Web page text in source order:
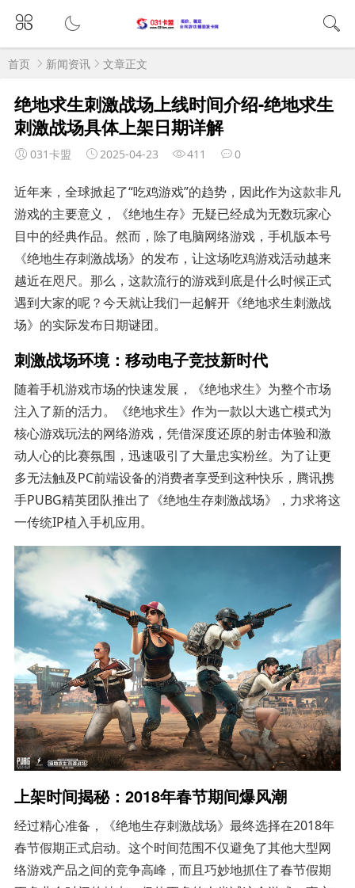
首页 新闻资讯 文章正文
绝地求生刺激战场上线时间介绍-绝地求生
刺激战场具体上架日期详解
031卡盟 2025-04-23 411 0
近年来，全球掀起了“吃鸡游戏”的趋势，因此作为这款非凡
游戏的主要意义，《绝地生存》无疑已经成为无数玩家心
目中的经典作品。然而，除了电脑网络游戏，手机版本号
《绝地生存刺激战场》的发布，让这场吃鸡游戏活动越来
越近在咫尺。那么，这款流行的游戏到底是什么时候正式
遇到大家的呢？今天就让我们一起解开《绝地求生刺激战
场》的实际发布日期谜团。
刺激战场环境：移动电子竞技新时代
随着手机游戏市场的快速发展，《绝地求生》为整个市场
注入了新的活力。《绝地求生》作为一款以大逃亡模式为
核心游戏玩法的网络游戏，凭借深度还原的射击体验和激
动人心的比赛氛围，迅速吸引了大量忠实粉丝。为了让更
多无法触及PC前端设备的消费者享受到这种快乐，腾讯携
手PUBG精英团队推出了《绝地生存刺激战场》，力求将这
一传统IP植入手机应用。
上架时间揭秘：2018年春节期间爆风潮
经过精心准备，《绝地生存刺激战场》最终选择在2018年
春节假期正式启动。这个时间范围不仅避免了其他大型网
络游戏产品之间的竞争高峰，而且巧妙地抓住了春节假期